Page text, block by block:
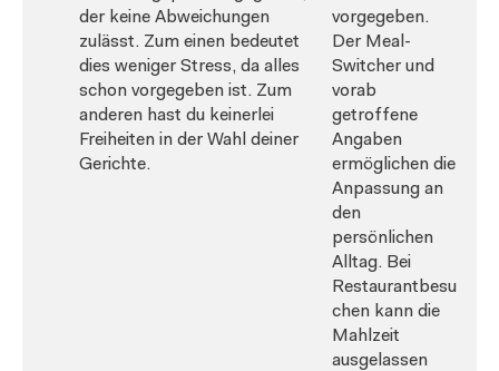
der keine Abweichungen
zulässt. Zum einen bedeutet
dies weniger Stress, da alles
schon vorgegeben ist. Zum
anderen hast du keinerlei
Freiheiten in der Wahl deiner
Gerichte.
vorgegeben.
Der Meal-
Switcher und
vorab
getroffene
Angaben
ermöglichen die
Anpassung an
den
persönlichen
Alltag. Bei
Restaurantbesu
chen kann die
Mahlzeit
ausgelassen